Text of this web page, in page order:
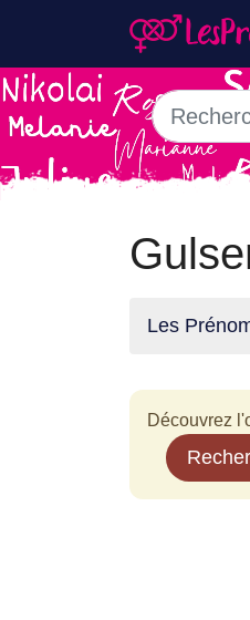
Les
Découvrez